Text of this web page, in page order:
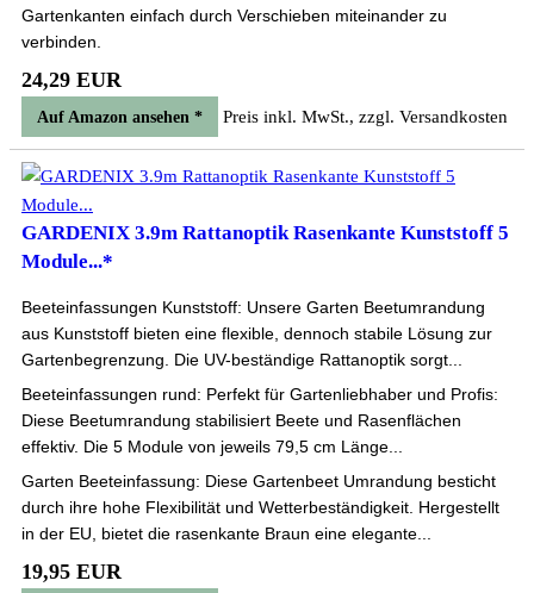
Gartenkanten einfach durch Verschieben miteinander zu
verbinden.
24,29 EUR
Auf Amazon ansehen * Preis inkl. MwSt., zzgl. Versandkosten
GARDENIX 3.9m Rattanoptik Rasenkante Kunststoff 5
Module...*
Beeteinfassungen Kunststoff: Unsere Garten Beetumrandung
aus Kunststoff bieten eine flexible, dennoch stabile Lösung zur
Gartenbegrenzung. Die UV-beständige Rattanoptik sorgt...
Beeteinfassungen rund: Perfekt für Gartenliebhaber und Profis:
Diese Beetumrandung stabilisiert Beete und Rasenflächen
effektiv. Die 5 Module von jeweils 79,5 cm Länge...
Garten Beeteinfassung: Diese Gartenbeet Umrandung besticht
durch ihre hohe Flexibilität und Wetterbeständigkeit. Hergestellt
in der EU, bietet die rasenkante Braun eine elegante...
19,95 EUR